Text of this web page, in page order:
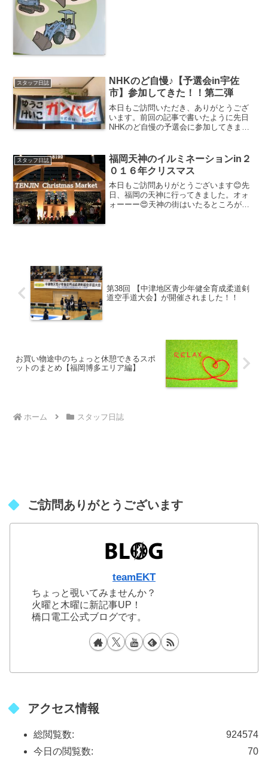
スタッフ日誌
NHKのど自慢♪【予選会in宇佐
市】参加してきた！！第二弾
本日もご訪問いただき、ありがとうござ
います。前回の記事で書いたように先日
NHKのど自慢の予選会に参加してきまし
き戻して細かいところまで記念に書きま
すね☆予選会当日...
スタッフ日誌
福岡天神のイルミネーションin２
０１６年クリスマス
本日もご訪問ありがとうございます😊先
日、福岡の天神に行ってきました。オォ
ォーーー😍天神の街はいたるところがイ
第38回 【中津地区青少年健全育成柔道剣
道空手道大会】が開催されました！！
お買い物途中のちょっと休憩できるスポ
ットのまとめ【福岡博多エリア編】
ホーム スタッフ日誌
ご訪問ありがとうございます
teamEKT
ちょっと覗いてみませんか？
火曜と木曜に新記事UP！
橋口電工公式ブログです。
アクセス情報
924574
総閲覧数:
70
今日の閲覧数: